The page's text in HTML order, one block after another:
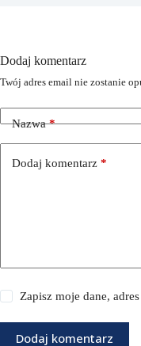
Dodaj komentarz
Twój adres email nie zostanie
Nazwa*
Dodaj komentarz *
Zapisz moje dane,
Dodaj komentarz